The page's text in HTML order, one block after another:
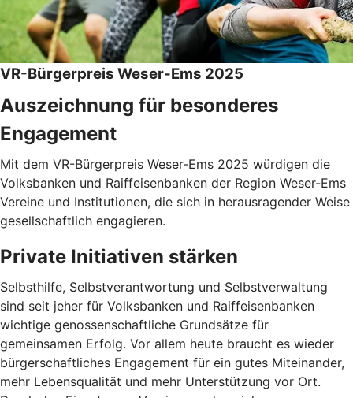
VR-Bürgerpreis Weser-Ems 2025
Auszeichnung für besonderes
Engagement
Mit dem VR-Bürgerpreis Weser-Ems 2025 würdigen die
Volksbanken und Raiffeisenbanken der Region Weser-Ems
Vereine und Institutionen, die sich in herausragender Weise
gesellschaftlich engagieren.
Private Initiativen stärken
Selbsthilfe, Selbstverantwortung und Selbstverwaltung
sind seit jeher für Volksbanken und Raiffeisenbanken
wichtige genossenschaftliche Grundsätze für
gemeinsamen Erfolg. Vor allem heute braucht es wieder
bürgerschaftliches Engagement für ein gutes Miteinander,
mehr Lebensqualität und mehr Unterstützung vor Ort.